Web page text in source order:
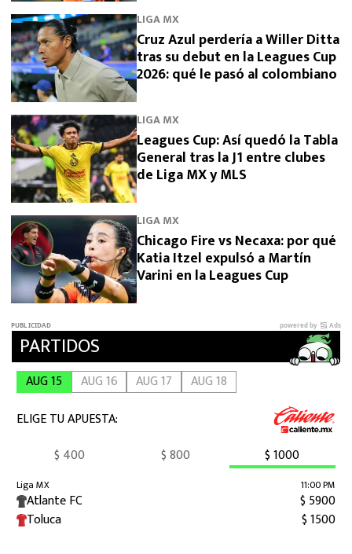
LIGA MX
Cruz Azul perdería a Willer Ditta
tras su debut en la Leagues Cup
2026: qué le pasó al colombiano
LIGA MX
Leagues Cup: Así quedó la Tabla
General tras la J1 entre clubes
de Liga MX y MLS
LIGA MX
Chicago Fire vs Necaxa: por qué
Katia Itzel expulsó a Martín
Varini en la Leagues Cup